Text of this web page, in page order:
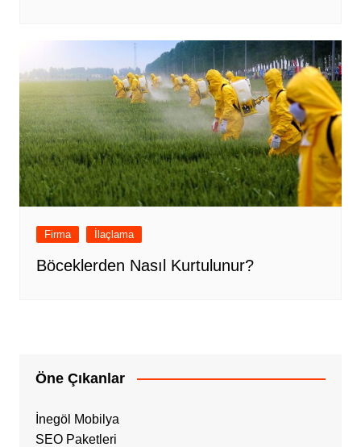
Firma İlaçlama
Böceklerden Nasıl Kurtulunur?
Öne Çıkanlar
İnegöl Mobilya
SEO Paketleri